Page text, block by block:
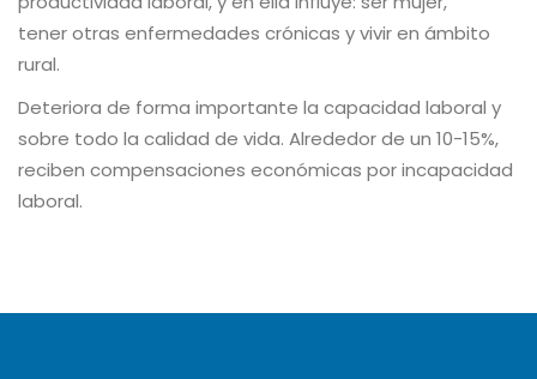
tenerotras enfermedades crónicas y vivir en ámbito
rural.
Deteriora de forma importante la capacidad laboral y
sobre todo la calidad de vida. Alrededor de un 10-15%,
reciben compensaciones económicas por incapacidad
laboral.